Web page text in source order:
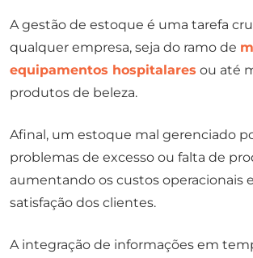
A gestão de estoque é uma tarefa
qualquer empresa, seja do ramo de
equipamentos hospitalares ou até
produtos de beleza.
Afinal, um estoque mal gerenciado
problemas de excesso ou falta de
aumentando os custos operacionais
satisfação dos clientes.
A integração de informações em